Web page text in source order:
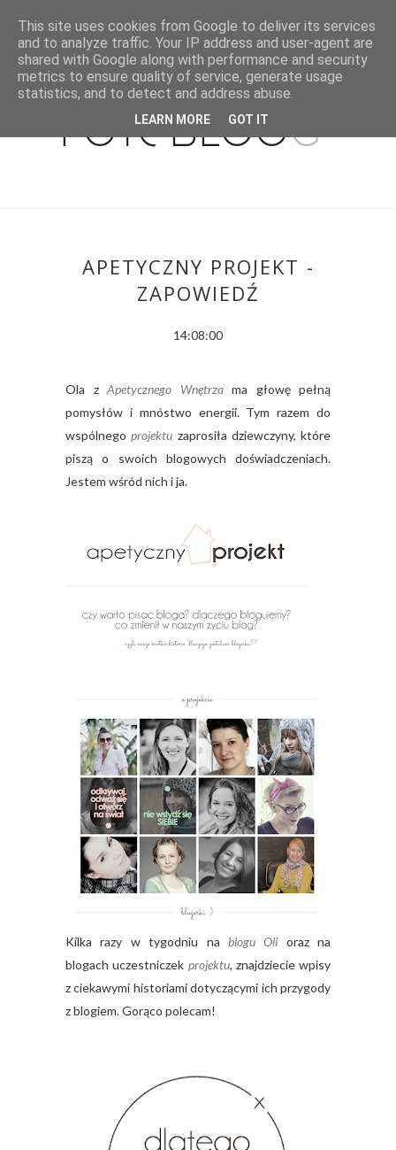
APETYCZNY PROJEKT -
ZAPOWIEDŹ
14:08:00
Ola z Apetycznego Wnętrzama głowę pełną
pomysłów i mnóstwo energii. Tym razem do
wspólnegoprojektu zaprosiła dziewczyny, które
piszą o swoich blogowych doświadczeniach.
Jestem wśród nich i ja.
Kilka razy w tygodniu na blogu Oli oraz na
blogach uczestniczek projektu, znajdziecie wpisy
z ciekawymi historiami dotyczącymi ich przygody
z blogiem. Gorąco polecam!
This site uses cookies from Google to deliver its services
and to analyze traffic. Your IP address and user-agent are
shared with Google along with performance and security
metrics to ensure quality of service, generate usage
statistics, and to detect and address abuse.
LEARN MORE GOT IT